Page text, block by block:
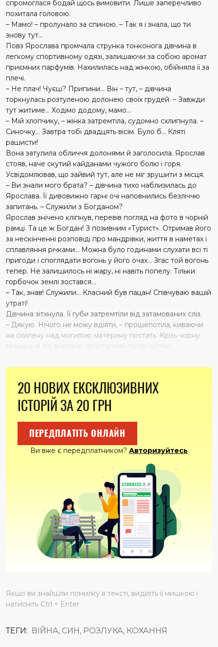
спромоглася бодай щось вимовити. Лише заперечливо
похитала головою.
– Мамо! – пролунало за спиною. – Так я і знала, що ти
знову тут…
Повз Ярослава промчала струнка тонконога дівчина в
легкому спортивному одязі, залишаючи за собою аромат
приєм­них парфумів. Нахилилась над жінкою, обійняла її за
плечі.
– Не плач! Чуєш? Припини… Він – тут, – дівчина
торкнулась розтуленою долонею своїх грудей. – Завжди
тут житиме… Ходімо додому, мамо…
– Мій хлопчику, – жінка затремтіла, судомно схлипнула. –
Синочку… Завтра тобі двадцять вісім. Було б… Кляті
рашисти!
Вона затулила обличчя долонями й заголосила. Ярослав
стояв, наче скутий кайданами чужого болю і горя.
Усвідомлював, що зайвий тут, але не міг зрушити з місця.
– Ви знали мого брата? – дів­чина тихо наблизилась до
Ярослава. Її дивовижно гарні очі наповнились безліччю
запитань. – Служили з Богданом?
Ярослав знічено кліпнув, перевів погляд на фото в чорній
рамці. Та це ж Богдан! З позивним «Турист». Отримав його
за нескінченні розповіді про мандрівки, життя в наметах і
сплавляння річками… Можна було годинами слухати всі ті
пригоди і споглядати вогонь у його очах… Згас той вогонь
тепер. Не залишилось ні жару, ні навіть попелу. Тільки
горбочок землі зостався…
– Так, знав! Служили… Класний був пацан! Співчуваю вашій
утраті!
Дівчина зітхнула. Її губи затремтіли від затамованих сліз.
– Дякую. Нічого не можу вдіяти, – прошепотіла, киваючи
на схилену над могилою материну постать. Крізь чорну
тканину в тієї виразно проступали гострі кістки.
20 НОВИХ ЕКСКЛЮЗИВНИХ
ІСТОРІЙ ЗА 20 ГРН
ПЕРЕДПЛАТІТЬ ОНЛАЙН
Ви вже є передплатником? Авторизуйтесь
Якщо ви знайшли помилку в тексті, виділіть її мишкою і
натисніть Ctrl + Enter
ТЕГИ: ВІЙНА, СИН, РОЗЛУКА, КОХАННЯ